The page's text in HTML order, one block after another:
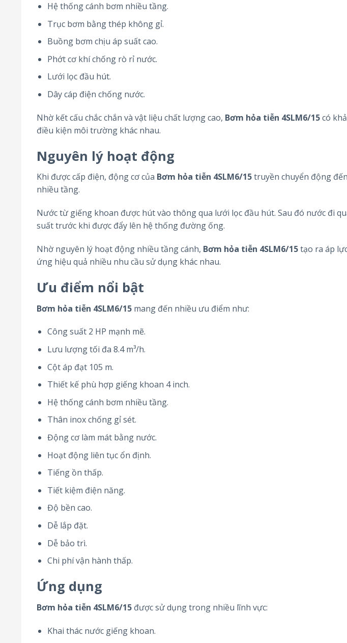
Hệ thống cánh bơm nhiều tầng.
Trục bơm bằng thép không gỉ.
Buồng bơm chịu áp suất cao.
Phớt cơ khí chống rò rỉ nước.
Lưới lọc đầu hút.
Dây cáp điện chống nước.
Nhờ kết cấu chắc chắn và vật liệu chất lượng cao, Bơm hỏa tiễn 4SLM6/15có
điều kiện môi trường khác nhau.
Nguyên lý hoạt động
Khi được cấp điện, động cơ của Bơm hỏa tiễn 4SLM6/15truyền chuyển động
nhiều tầng.
Nước từ giếng khoan được hút vào thông qua lưới lọc đầu hút. Sau đó nước đi
suất trước khi được đẩy lên hệ thống đường ống.
Nhờ nguyên lý hoạt động nhiều tầng cánh, Bơm hỏa tiễn 4SLM6/15tạo ra áp
ứng hiệu quả nhiều nhu cầu sử dụng khác nhau.
Ưu điểm nổi bật
Bơm hỏa tiễn 4SLM6/15 mang đến nhiều ưu điểm như:
Công suất 2 HP mạnh mẽ.
Lưu lượng tối đa 8.4 m³/h.
Cột áp đạt 105 m.
Thiết kế phù hợp giếng khoan 4 inch.
Hệ thống cánh bơm nhiều tầng.
Thân inox chống gỉ sét.
Động cơ làm mát bằng nước.
Hoạt động liên tục ổn định.
Tiếng ồn thấp.
Tiết kiệm điện năng.
Độ bền cao.
Dễ lắp đặt.
Dễ bảo trì.
Chi phí vận hành thấp.
Ứng dụng
Bơm hỏa tiễn 4SLM6/15 được sử dụng trong nhiều lĩnh vực:
Khai thác nước giếng khoan.